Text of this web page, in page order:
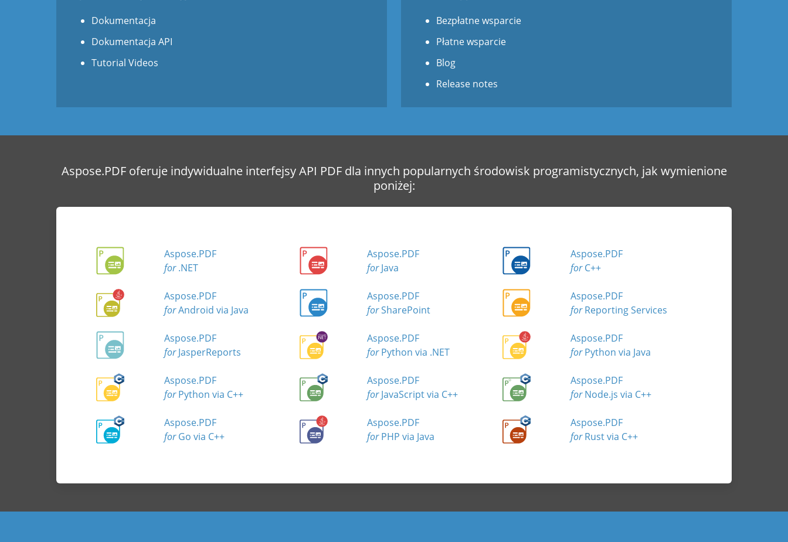
Dokumentacja
Dokumentacja API
Tutorial Videos
Bezpłatne wsparcie
Płatne wsparcie
Blog
Release notes
Aspose.PDF oferuje indywidualne interfejsy API PDF dla innych popularnych środowisk programistycznych, jak wymienione
poniżej:
Aspose.PDF
for.NET
Aspose.PDF
forJava
Aspose.PDF
forC++
Aspose.PDF
forAndroid via Java
Aspose.PDF
forSharePoint
Aspose.PDF
forReporting Services
Aspose.PDF
forJasperReports
Aspose.PDF
forPython via .NET
Aspose.PDF
forPython via Java
Aspose.PDF
forPython via C++
Aspose.PDF
forJavaScript via C++
Aspose.PDF
forNode.js via C++
Aspose.PDF
forGo via C++
Aspose.PDF
forPHP via Java
Aspose.PDF
forRust via C++